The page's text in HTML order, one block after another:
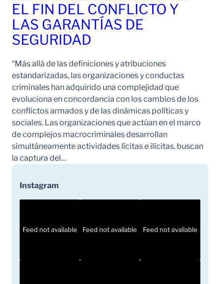
EL FIN DEL CONFLICTO Y
LAS GARANTÍAS DE
SEGURIDAD
“Más allá de las definiciones y atribuciones
estandarizadas, las organizaciones y conductas
criminales han adquirido una complejidad que
evoluciona en concordancia con los cambios de los
conflictos armados y de las dinámicas políticas y
sociales. Las organizaciones que actúan en el marco
de complejos macrocriminales desarrollan
simultáneamente actividades lícitas e ilícitas, buscan
la captura del…
Instagram
Feed not available Feed not available Feed not available